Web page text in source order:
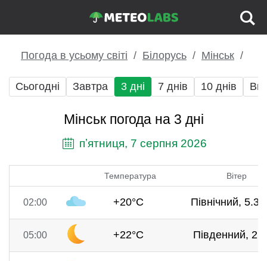
Погода в усьому світі Білорусь Мінськ
Сьогодні Завтра 3 дні 7 днів 10 днів
Мінськ погода на 3 дні
пʼятниця, 7 серпня 2026
Температура Вітер
02:00 +20°C Північний, 5.3
05:00 +22°C Південний, 2